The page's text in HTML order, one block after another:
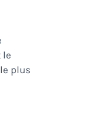
le
plus